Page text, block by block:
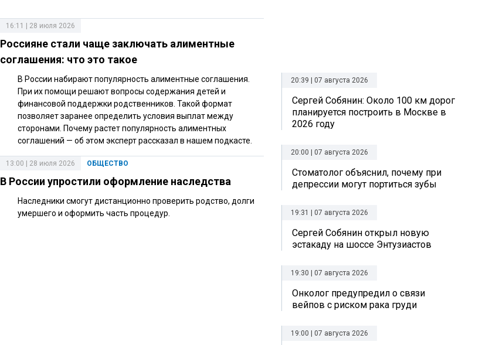
16:11 | 28 июля 2026
Россияне стали чаще заключать алиментные
соглашения: что это такое
В России набирают популярность алиментные соглашения.
При их помощи решают вопросы содержания детей и
финансовой поддержки родственников. Такой формат
позволяет заранее определить условия выплат между
сторонами. Почему растет популярность алиментных
соглашений — об этом эксперт рассказал в нашем подкасте.
ОБЩЕСТВО
13:00 | 28 июля 2026
В России упростили оформление наследства
Наследники смогут дистанционно проверить родство, долги
умершего и оформить часть процедур.
20:39 | 07 августа 2026
Сергей Собянин: Около 100 км дорог
планируется построить в Москве в
2026 году
20:00 | 07 августа 2026
Стоматолог объяснил, почему при
депрессии могут портиться зубы
19:31 | 07 августа 2026
Сергей Собянин открыл новую
эстакаду на шоссе Энтузиастов
19:30 | 07 августа 2026
Онколог предупредил о связи
вейпов с риском рака груди
19:00 | 07 августа 2026